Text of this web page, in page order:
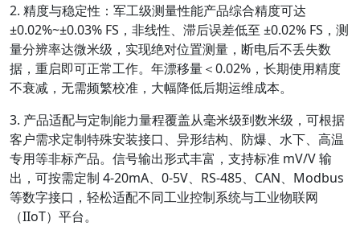
2. 精度与稳定性：军工级测量性能产品综合精度可达
±0.02%~±0.03% FS，非线性、滞后误差低至 ±0.02% FS，测
量分辨率达微米级，实现绝对位置测量，断电后不丢失数
据，重启即可正常工作。年漂移量＜0.02%，长期使用精度
不衰减，无需频繁校准，大幅降低后期运维成本。
3. 产品适配与定制能力量程覆盖从毫米级到数米级，可根据
客户需求定制特殊安装接口、异形结构、防爆、水下、高温
专用等非标产品。信号输出形式丰富，支持标准 mV/V 输
出，可按需定制 4-20mA、0-5V、RS-485、CAN、Modbus
等数字接口，轻松适配不同工业控制系统与工业物联网
（IIoT）平台。